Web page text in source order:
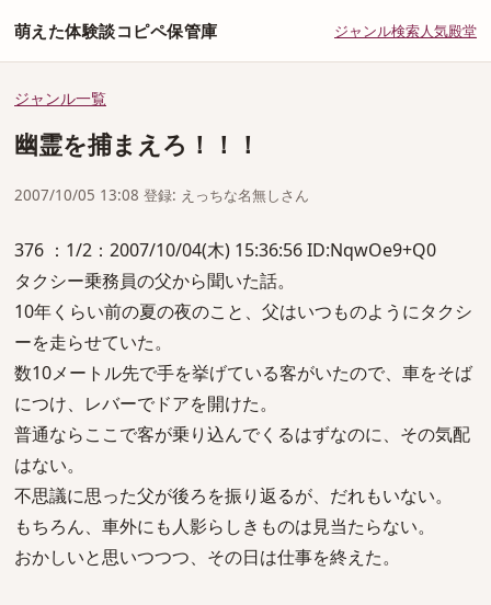
萌えた体験談コピペ保管庫 ジャンル検索人気殿堂
ジャンル一覧
幽霊を捕まえろ！！！
2007/10/05 13:08 登録: えっちな名無しさん
376 ：1/2：2007/10/04(木) 15:36:56 ID:NqwOe9+Q0
タクシー乗務員の父から聞いた話。
10年くらい前の夏の夜のこと、父はいつものようにタクシ
ーを走らせていた。
数10メートル先で手を挙げている客がいたので、車をそば
につけ、レバーでドアを開けた。
普通ならここで客が乗り込んでくるはずなのに、その気配
はない。
不思議に思った父が後ろを振り返るが、だれもいない。
もちろん、車外にも人影らしきものは見当たらない。
おかしいと思いつつつ、その日は仕事を終えた。